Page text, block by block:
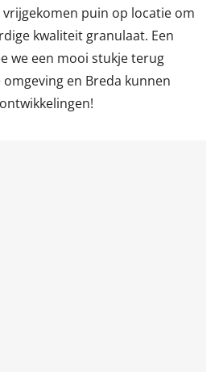
puin op locatie om
kwaliteit granulaat. Een
we een mooi stukje terug
en Breda kunnen